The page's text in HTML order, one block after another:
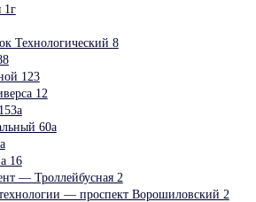
Технологический 8
123
12
60а
16
— Троллейбусная 2
— проспект Ворошиловский 2